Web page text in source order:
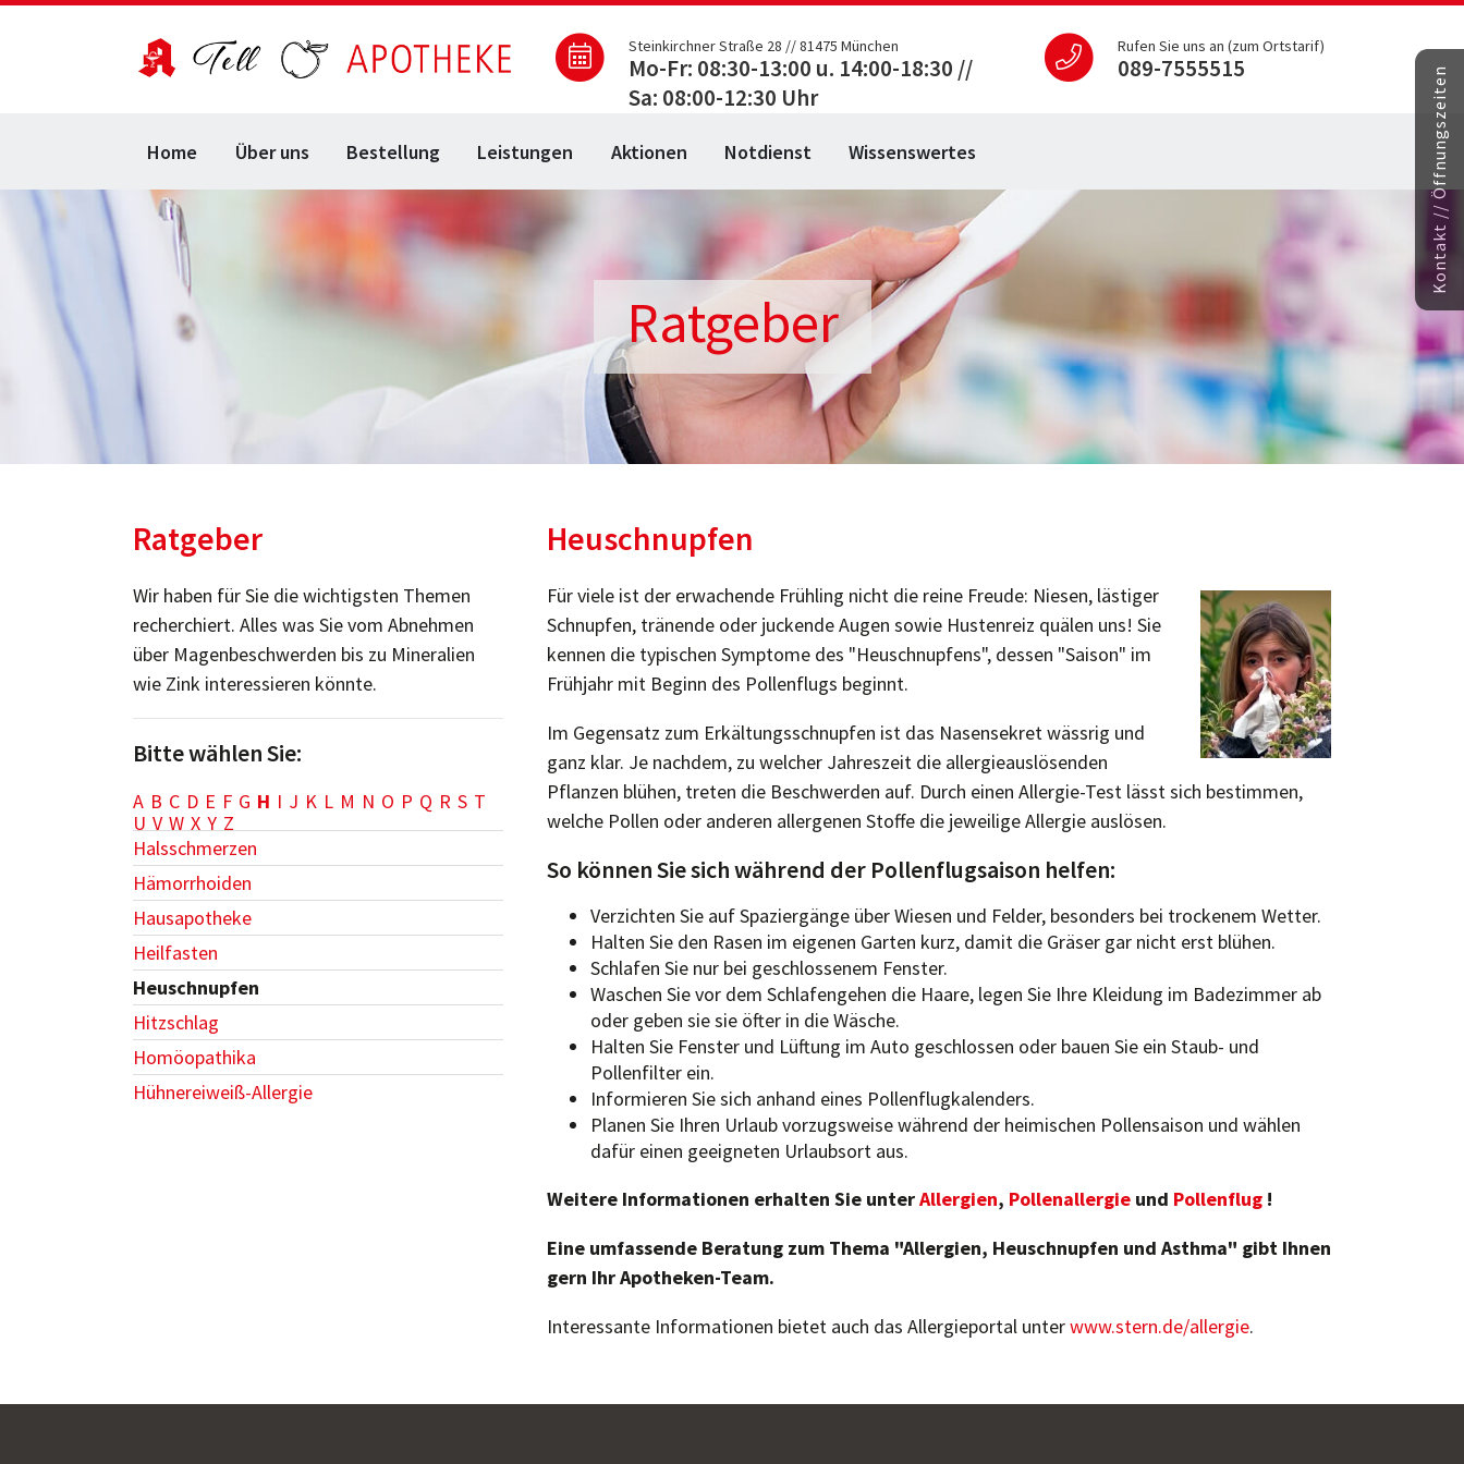
Steinkirchner Straße 28 // 81475 München
Mo-Fr: 08:30-13:00 u. 14:00-18:30 //
Sa: 08:00-12:30 Uhr
Rufen Sie uns an (zum Ortstarif)
089-7555515
Home Über uns Bestellung Leistungen Aktionen Notdienst Wissenswertes
Ratgeber
Ratgeber
Wir haben für Sie die wichtigsten Themen
recherchiert. Alles was Sie vom Abnehmen
über Magenbeschwerden bis zu Mineralien
wie Zink interessieren könnte.
Bitte wählen Sie:
A B C D E F G H I J K L M N O P Q R S T
U V W X Y Z
Halsschmerzen
Hämorrhoiden
Hausapotheke
Heilfasten
Heuschnupfen
Hitzschlag
Homöopathika
Hühnereiweiß-Allergie
Heuschnupfen
Für viele ist der erwachende Frühling nicht die reine Freude: Niesen, lästiger
Schnupfen, tränende oder juckende Augen sowie Hustenreiz quälen uns! Sie
kennen die typischen Symptome des "Heuschnupfens", dessen "Saison" im
Frühjahr mit Beginn des Pollenflugs beginnt.
Im Gegensatz zum Erkältungsschnupfen ist das Nasensekret wässrig und
ganz klar. Je nachdem, zu welcher Jahreszeit die allergieauslösenden
Pflanzen blühen, treten die Beschwerden auf. Durch einen Allergie-Test lässt sich bestimmen,
welche Pollen oder anderen allergenen Stoffe die jeweilige Allergie auslösen.
So können Sie sich während der Pollenflugsaison helfen:
Verzichten Sie auf Spaziergänge über Wiesen und Felder, besonders bei trockenem Wetter.
Halten Sie den Rasen im eigenen Garten kurz, damit die Gräser gar nicht erst blühen.
Schlafen Sie nur bei geschlossenem Fenster.
Waschen Sie vor dem Schlafengehen die Haare, legen Sie Ihre Kleidung im Badezimmer ab
oder geben sie sie öfter in die Wäsche.
Halten Sie Fenster und Lüftung im Auto geschlossen oder bauen Sie ein Staub- und
Pollenfilter ein.
Informieren Sie sich anhand eines Pollenflugkalenders.
Planen Sie Ihren Urlaub vorzugsweise während der heimischen Pollensaison und wählen
dafür einen geeigneten Urlaubsort aus.
Weitere Informationen erhalten Sie unterAllergien, Pollenallergie und Pollenflug !
Eine umfassende Beratung zum Thema "Allergien, Heuschnupfen und Asthma" gibt Ihnen
gern Ihr Apotheken-Team.
Interessante Informationen bietet auch das Allergieportal unterwww.stern.de/allergie.
Kontakt // Öffnungszeiten